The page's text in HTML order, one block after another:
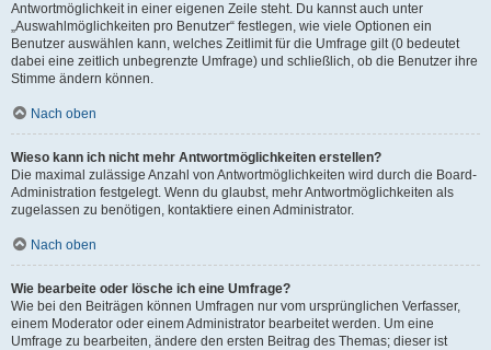
Antwortmöglichkeit in einer eigenen Zeile steht. Du kannst auch unter
„Auswahlmöglichkeiten pro Benutzer“ festlegen, wie viele Optionen ein
Benutzer auswählen kann, welches Zeitlimit für die Umfrage gilt (0 bedeutet
dabei eine zeitlich unbegrenzte Umfrage) und schließlich, ob die Benutzer ihre
Stimme ändern können.
Nach oben
Wieso kann ich nicht mehr Antwortmöglichkeiten erstellen?
Die maximal zulässige Anzahl von Antwortmöglichkeiten wird durch die Board-
Administration festgelegt. Wenn du glaubst, mehr Antwortmöglichkeiten als
zugelassen zu benötigen, kontaktiere einen Administrator.
Nach oben
Wie bearbeite oder lösche ich eine Umfrage?
Wie bei den Beiträgen können Umfragen nur vom ursprünglichen Verfasser,
einem Moderator oder einem Administrator bearbeitet werden. Um eine
Umfrage zu bearbeiten, ändere den ersten Beitrag des Themas; dieser ist